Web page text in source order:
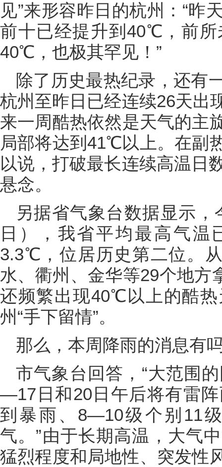
见”来形容昨日的杭州：“昨
前十已经提升到40℃，前
40℃，也极其罕见！”
除了历史最热纪录，还有
杭州至昨日已经连续26天出
来一周酷热依然是天气的
局部将达到41℃以上。在副
以说，打破最长连续高温日
悬念。
另据省气象台数据显示
日），我省平均最高气
3.3℃，位居历史第二位。
水、衢州、金华等29个地方
还频繁出现40℃以上的酷
州“手下留情”。
那么，本周降雨的消息有
市气象台回答，“大范围
—17日和20日午后将有雷
到暴雨、8—10级个别11
气。”由于长期高温，大气
猛烈程度和局地性、突发性